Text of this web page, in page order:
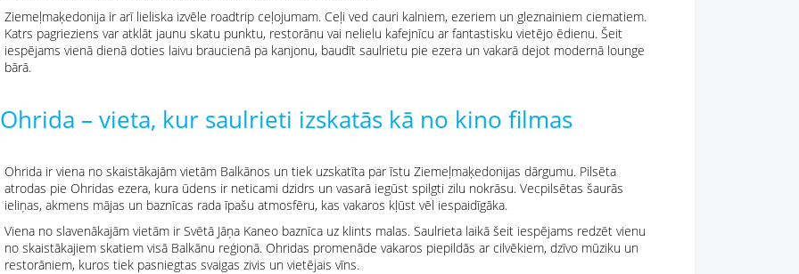
Ziemeļmaķedonija ir arī lieliska izvēle roadtrip ceļojumam. Ceļi ved cauri kalniem, ezeriem un gleznainiem ciematiem.
Katrs pagrieziens var atklāt jaunu skatu punktu, restorānu vai nelielu kafejnīcu ar fantastisku vietējo ēdienu. Šeit
iespējams vienā dienā doties laivu braucienā pa kanjonu, baudīt saulrietu pie ezera un vakarā dejot modernā lounge
bārā.
Ohrida – vieta, kur saulrieti izskatās kā no kino filmas
Ohrida ir viena no skaistākajām vietām Balkānos un tiek uzskatīta par īstu Ziemeļmaķedonijas dārgumu. Pilsēta
atrodas pie Ohridas ezera, kura ūdens ir neticami dzidrs un vasarā iegūst spilgti zilu nokrāsu. Vecpilsētas šaurās
ieliņas, akmens mājas un baznīcas rada īpašu atmosfēru, kas vakaros kļūst vēl iespaidīgāka.
Viena no slavenākajām vietām ir Svētā Jāņa Kaneo baznīca uz klints malas. Saulrieta laikā šeit iespējams redzēt vienu
no skaistākajiem skatiem visā Balkānu reģionā. Ohridas promenāde vakaros piepildās ar cilvēkiem, dzīvo mūziku un
restorāniem, kuros tiek pasniegtas svaigas zivis un vietējais vīns.